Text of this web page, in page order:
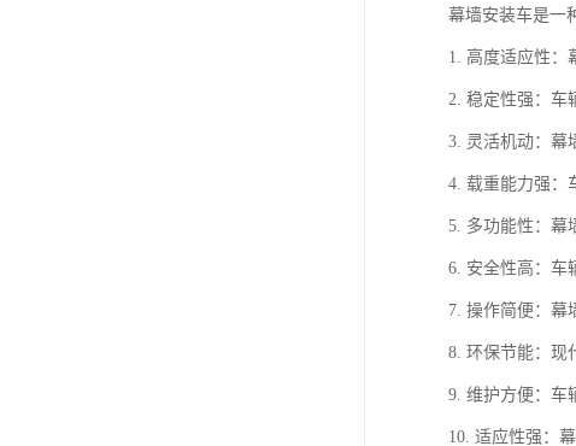
幕墙安装车是一
1. 高度适应性：
2. 稳定性强：车
3. 灵活机动：幕
4. 载重能力强：
5. 多功能性：幕
6. 安全性高：车
7. 操作简便：幕
8. 环保节能：现
9. 维护方便：车
10. 适应性强：